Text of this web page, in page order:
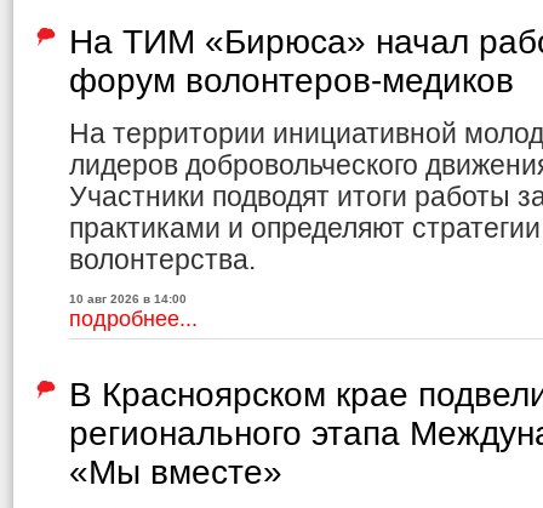
На ТИМ «Бирюса» начал
форум волонтеров-медиков
На территории инициативной
лидеров добровольческого
Участники подводят итоги работы
практиками и определяют
волонтерства.
10 авг 2026 в 14:00
подробнее...
В Красноярском крае
регионального этапа
«Мы вместе»